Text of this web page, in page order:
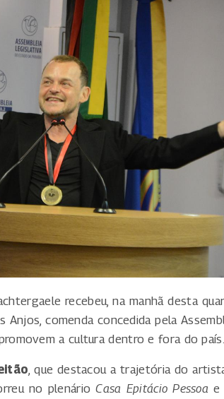
recebeu, na manhã desta
comenda concedida pela
a cultura dentro e fora do país.
, que destacou a trajetória do
no plenárioCasa Epitácio Pessoa e